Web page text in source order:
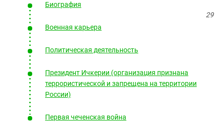
Северная Осетия - Алания
СКФО
Ставропольский край
Чечня
Южная Осетия
Южный Кавказ
ЮФО
Биография
Военная карьера
Политическая деятельность
Президент Ичкерии (организация признана
террористической и запрещена на территории
России)
Первая чеченская война
29